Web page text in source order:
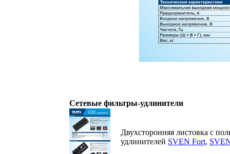
Сетевые фильтры-удлинители
Двухсторонняя листовка с
удлинителей SVEN Fort,